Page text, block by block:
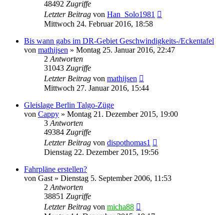
48492 Zugriffe
Letzter Beitrag von Han_Solo1981
Mittwoch 24. Februar 2016, 18:58
Bis wann gabs im DR-Gebiet Geschwindigkeits-/Eckentafel
von mathijsen » Montag 25. Januar 2016, 22:47
2 Antworten
31043 Zugriffe
Letzter Beitrag von mathijsen
Mittwoch 27. Januar 2016, 15:44
Gleislage Berlin Talgo-Züge
von Cappy » Montag 21. Dezember 2015, 19:00
3 Antworten
49384 Zugriffe
Letzter Beitrag von dispothomas1
Dienstag 22. Dezember 2015, 19:56
Fahrpläne erstellen?
von Gast » Dienstag 5. September 2006, 11:53
2 Antworten
38851 Zugriffe
Letzter Beitrag von micha88